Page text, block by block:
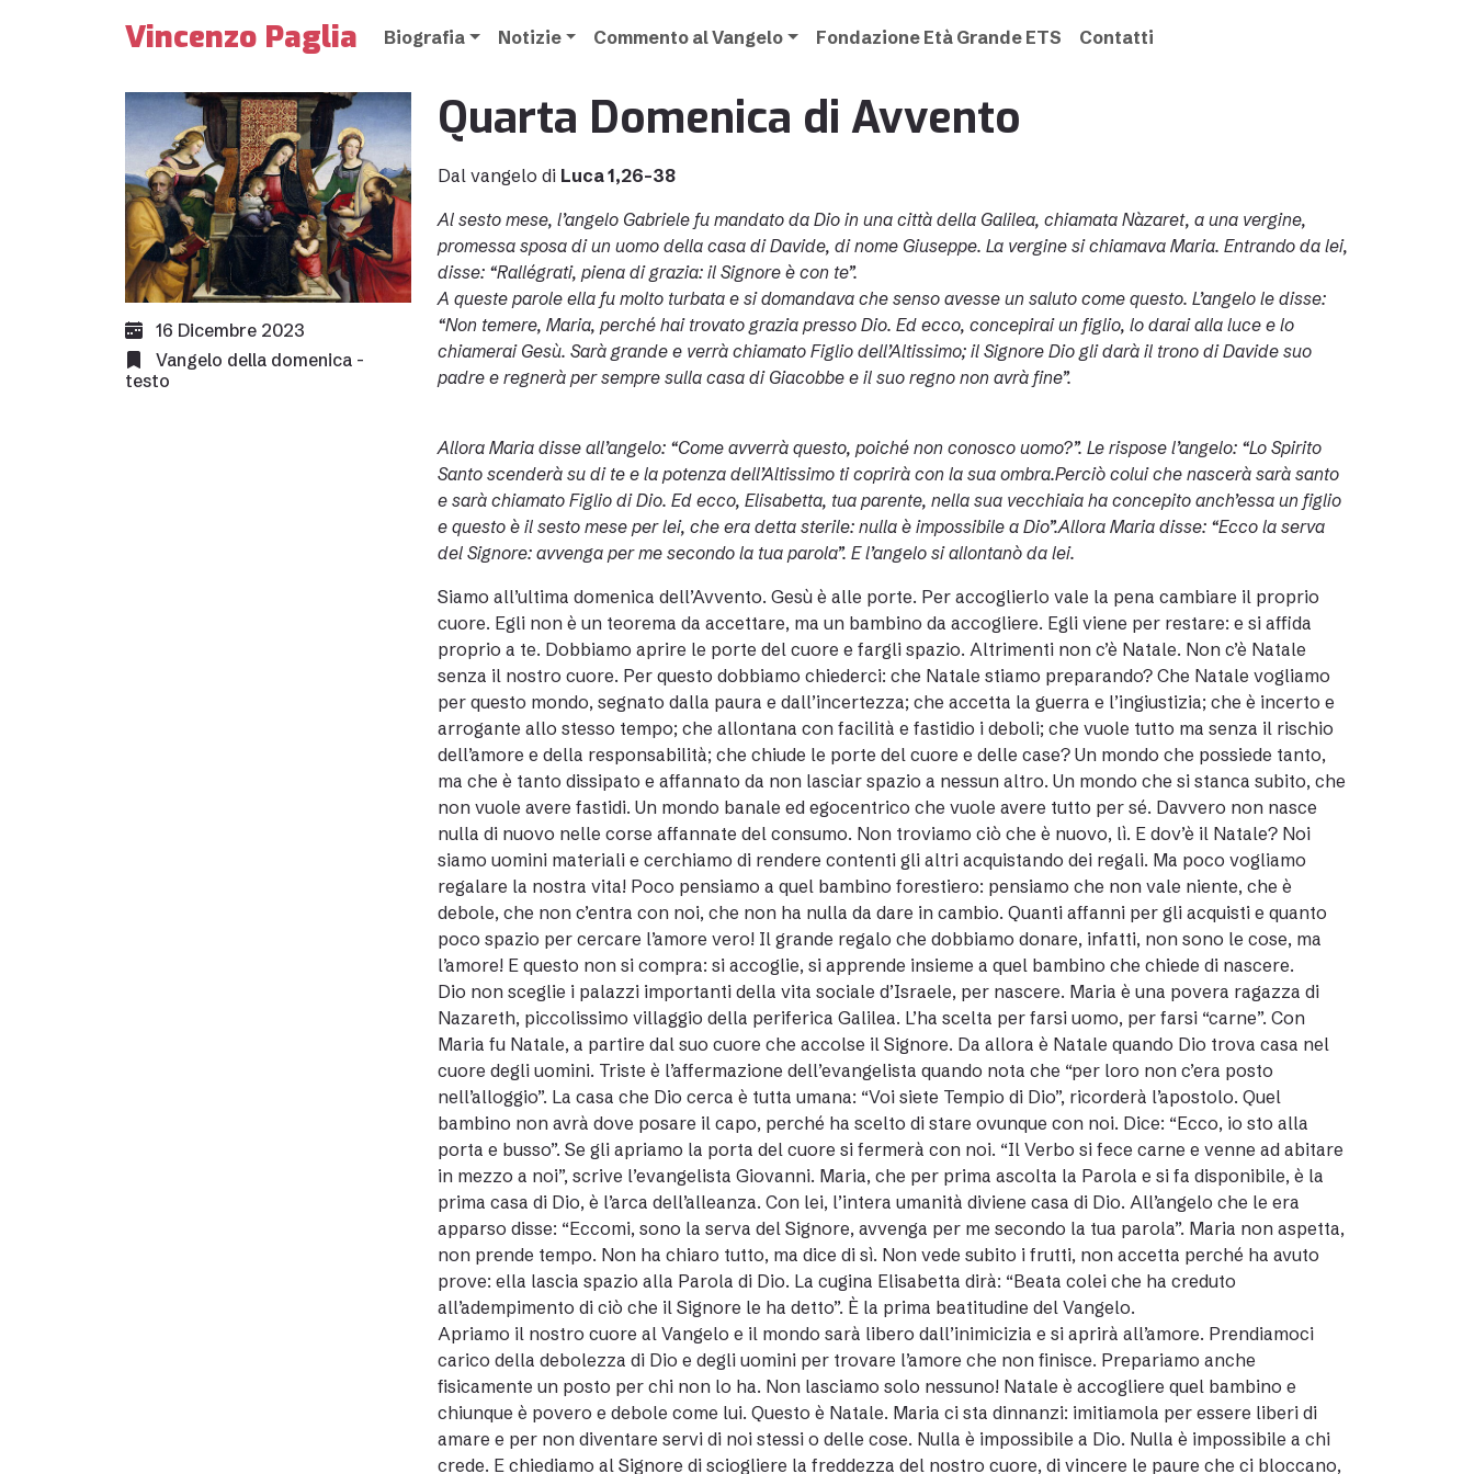
Vincenzo Paglia Biografia Notizie Commento al Vangelo Fondazione Età Grande ETS Contatti
16 Dicembre 2023
Vangelo della domenica -
testo
Quarta Domenica di Avvento
Dal vangelo di Luca 1,26-38
Al sesto mese, l’angelo Gabriele fu mandato da Dio in una città della Galilea, chiamata Nàzaret, a una vergine,
promessa sposa di un uomo della casa di Davide, di nome Giuseppe. La vergine si chiamava Maria. Entrando da lei,
disse: “Rallégrati, piena di grazia: il Signore è con te”.
A queste parole ella fu molto turbata e si domandava che senso avesse un saluto come questo. L’angelo le disse:
“Non temere, Maria, perché hai trovato grazia presso Dio. Ed ecco, concepirai un figlio, lo darai alla luce e lo
chiamerai Gesù. Sarà grande e verrà chiamato Figlio dell’Altissimo; il Signore Dio gli darà il trono di Davide suo
padre e regnerà per sempre sulla casa di Giacobbe e il suo regno non avrà fine”.
Allora Maria disse all’angelo: “Come avverrà questo, poiché non conosco uomo?”. Le rispose l’angelo: “Lo Spirito
Santo scenderà su di te e la potenza dell’Altissimo ti coprirà con la sua ombra.Perciò colui che nascerà sarà santo
e sarà chiamato Figlio di Dio. Ed ecco, Elisabetta, tua parente, nella sua vecchiaia ha concepito anch’essa un figlio
e questo è il sesto mese per lei, che era detta sterile: nulla è impossibile a Dio”.Allora Maria disse: “Ecco la serva
del Signore: avvenga per me secondo la tua parola”. E l’angelo si allontanò da lei.
Siamo all’ultima domenica dell’Avvento. Gesù è alle porte. Per accoglierlo vale la pena cambiare il proprio
cuore. Egli non è un teorema da accettare, ma un bambino da accogliere. Egli viene per restare: e si affida
proprio a te. Dobbiamo aprire le porte del cuore e fargli spazio. Altrimenti non c’è Natale. Non c’è Natale
senza il nostro cuore. Per questo dobbiamo chiederci: che Natale stiamo preparando? Che Natale vogliamo
per questo mondo, segnato dalla paura e dall’incertezza; che accetta la guerra e l’ingiustizia; che è incerto e
arrogante allo stesso tempo; che allontana con facilità e fastidio i deboli; che vuole tutto ma senza il rischio
dell’amore e della responsabilità; che chiude le porte del cuore e delle case? Un mondo che possiede tanto,
ma che è tanto dissipato e affannato da non lasciar spazio a nessun altro. Un mondo che si stanca subito, che
non vuole avere fastidi. Un mondo banale ed egocentrico che vuole avere tutto per sé. Davvero non nasce
nulla di nuovo nelle corse affannate del consumo. Non troviamo ciò che è nuovo, lì. E dov’è il Natale? Noi
siamo uomini materiali e cerchiamo di rendere contenti gli altri acquistando dei regali. Ma poco vogliamo
regalare la nostra vita! Poco pensiamo a quel bambino forestiero: pensiamo che non vale niente, che è
debole, che non c’entra con noi, che non ha nulla da dare in cambio. Quanti affanni per gli acquisti e quanto
poco spazio per cercare l’amore vero! Il grande regalo che dobbiamo donare, infatti, non sono le cose, ma
l’amore! E questo non si compra: si accoglie, si apprende insieme a quel bambino che chiede di nascere.
Dio non sceglie i palazzi importanti della vita sociale d’Israele, per nascere. Maria è una povera ragazza di
Nazareth, piccolissimo villaggio della periferica Galilea. L’ha scelta per farsi uomo, per farsi “carne”. Con
Maria fu Natale, a partire dal suo cuore che accolse il Signore. Da allora è Natale quando Dio trova casa nel
cuore degli uomini. Triste è l’affermazione dell’evangelista quando nota che “per loro non c’era posto
nell’alloggio”. La casa che Dio cerca è tutta umana: “Voi siete Tempio di Dio”, ricorderà l’apostolo. Quel
bambino non avrà dove posare il capo, perché ha scelto di stare ovunque con noi. Dice: “Ecco, io sto alla
porta e busso”. Se gli apriamo la porta del cuore si fermerà con noi. “Il Verbo si fece carne e venne ad abitare
in mezzo a noi”, scrive l’evangelista Giovanni. Maria, che per prima ascolta la Parola e si fa disponibile, è la
prima casa di Dio, è l’arca dell’alleanza. Con lei, l’intera umanità diviene casa di Dio. All’angelo che le era
apparso disse: “Eccomi, sono la serva del Signore, avvenga per me secondo la tua parola”. Maria non aspetta,
non prende tempo. Non ha chiaro tutto, ma dice di sì. Non vede subito i frutti, non accetta perché ha avuto
prove: ella lascia spazio alla Parola di Dio. La cugina Elisabetta dirà: “Beata colei che ha creduto
all’adempimento di ciò che il Signore le ha detto”. È la prima beatitudine del Vangelo.
Apriamo il nostro cuore al Vangelo e il mondo sarà libero dall’inimicizia e si aprirà all’amore. Prendiamoci
carico della debolezza di Dio e degli uomini per trovare l’amore che non finisce. Prepariamo anche
fisicamente un posto per chi non lo ha. Non lasciamo solo nessuno! Natale è accogliere quel bambino e
chiunque è povero e debole come lui. Questo è Natale. Maria ci sta dinnanzi: imitiamola per essere liberi di
amare e per non diventare servi di noi stessi o delle cose. Nulla è impossibile a Dio. Nulla è impossibile a chi
crede. E chiediamo al Signore di sciogliere la freddezza del nostro cuore, di vincere le paure che ci bloccano,